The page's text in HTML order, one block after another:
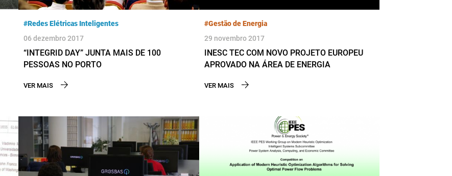
#Redes Elétricas Inteligentes
06 dezembro 2017
“INTEGRID DAY” JUNTA MAIS DE 100
PESSOAS NO PORTO
VER MAIS
#Gestão de Energia
29 novembro 2017
INESC TEC COM NOVO PROJETO EUROPEU
APROVADO NA ÁREA DE ENERGIA
VER MAIS